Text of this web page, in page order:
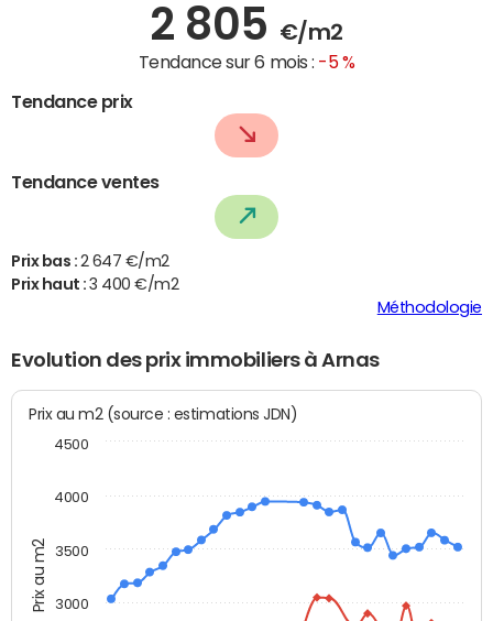
2 805 €/m2
Tendance sur 6 mois : -5 %
Tendance prix
Tendance ventes
Prix bas : 2 647 €/m2
Prix haut :3 400 €/m2
Méthodologie
Evolution des prix immobiliers à Arnas
Prix au m2
Prix au m2 (source : estimations JDN)
3000
3500
4000
4500